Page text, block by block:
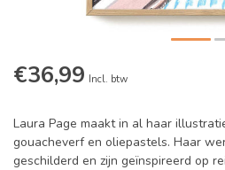
€36,99 Incl. btw
Laura Page maakt in al haar
gouacheverf en oliepastels. Haar
geschilderd en zijn geïnspireerd op